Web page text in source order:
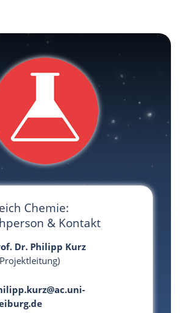
Chemie:
& Kontakt
Dr. Philipp Kurz